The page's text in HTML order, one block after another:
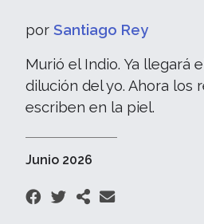
por Santiago Rey
Murió el Indio. Ya llegará
dilución del yo. Ahora los
escriben en la piel.
Junio 2026